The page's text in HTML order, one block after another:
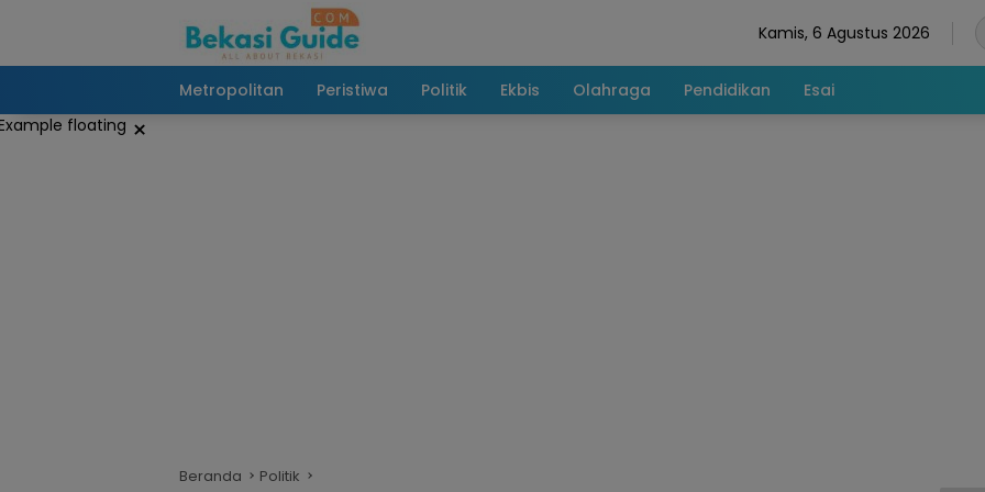
Kamis, 6 Agustus 2026
Metropolitan Peristiwa Politik Ekbis Olahraga Pendidikan Esai
×
Beranda Politik